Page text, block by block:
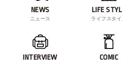
NEWS
ニュース
LIFE
ライフスタイ
INTERVIEW COMIC